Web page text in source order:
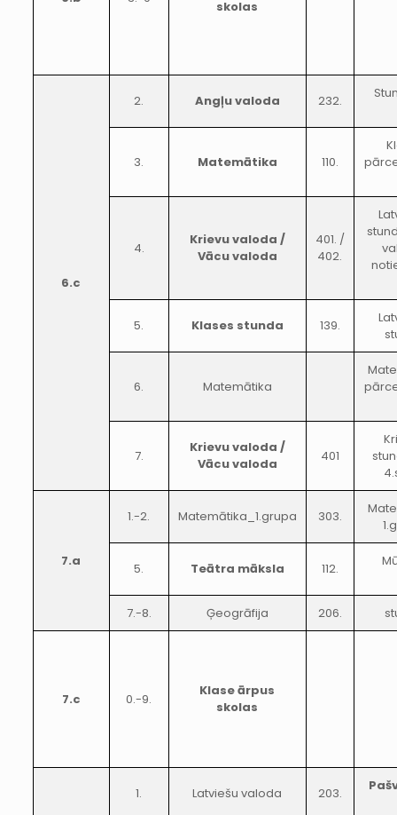
skolas
6.c
2. Angļu valoda 232.
3. Matemātika 110.
4.
Krievu valoda /
Vācu valoda
401. /
402.
5. Klases stunda 139.
6. Matemātika
7.
Krievu valoda /
Vācu valoda
401
7.a
1.-2. Matemātika_1.grupa 303.
5. Teātra māksla 112.
7.-8. Ģeogrāfija 206.
7.c 0.-9.
Klase ārpus
skolas
1. Latviešu valoda 203.